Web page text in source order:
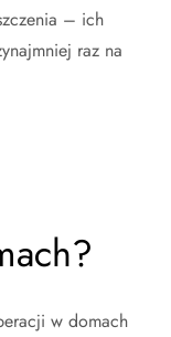
– ich
raz na
w domach